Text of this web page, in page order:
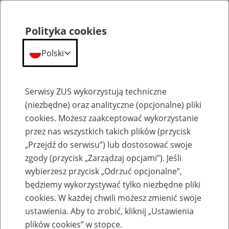
Szkolenia
Zaproś ZUS do siebie: Aktywni 50+
Polityka cookies
Polski
Serwisy ZUS wykorzystują techniczne
(niezbędne) oraz analityczne (opcjonalne) pliki
cookies. Możesz zaakceptować wykorzystanie
przez nas wszystkich takich plików (przycisk
„Przejdź do serwisu”) lub dostosować swoje
zgody (przycisk „Zarządzaj opcjami”). Jeśli
wybierzesz przycisk „Odrzuć opcjonalne”,
będziemy wykorzystywać tylko niezbędne pliki
cookies. W każdej chwili możesz zmienić swoje
ustawienia. Aby to zrobić, kliknij „Ustawienia
plików cookies” w stopce.